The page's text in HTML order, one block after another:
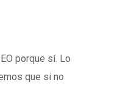
porque sí. Lo
que si no